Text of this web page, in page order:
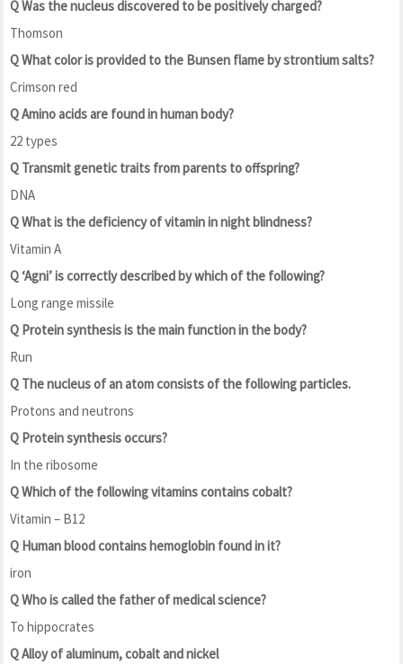
Q Was the nucleus discovered to be positively charged?
Thomson
Q What color is provided to the Bunsen flame by strontium salts?
Crimson red
Q Amino acids are found in human body?
22 types
Q Transmit genetic traits from parents to offspring?
DNA
Q What is the deficiency of vitamin in night blindness?
Vitamin A
Q ‘Agni’ is correctly described by which of the following?
Long range missile
Q Protein synthesis is the main function in the body?
Run
Q The nucleus of an atom consists of the following particles.
Protons and neutrons
Q Protein synthesis occurs?
In the ribosome
Q Which of the following vitamins contains cobalt?
Vitamin – B12
Q Human blood contains hemoglobin found in it?
iron
Q Who is called the father of medical science?
To hippocrates
Q Alloy of aluminum, cobalt and nickel